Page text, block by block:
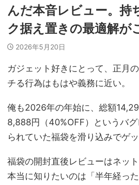
んだ本音レビュー。持
ク据え置きの最適解が
2026年5月20日
ガジェット好きにとって、正月
チる行為はもはや義務に近い。
俺も2026年の年始に、総額
8,888円（40%OFF）というバ
られていた福袋を滑り込みでゲッ
福袋の開封直後レビューはネット
本当に知りたいのは「半年経っ